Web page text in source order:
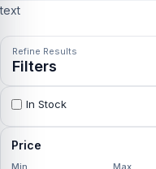
text
Refine Results
Filters
In Stock
Price
Min Max